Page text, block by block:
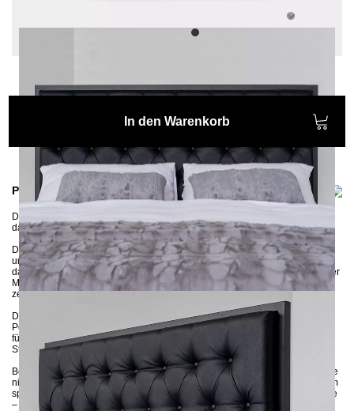
Dunkelgrau - Struktur, Farben:
Schwarz
In den Warenkorb
Produktinformationen
Das Metallbett EKON ist eine modifizierte Version des Bettes SIMPLEX,
daswir um einen Kopfteil erweitert haben. Für den optimalen Sitzkomfort.
Das Bett wird aus 3x3 cm Stahlprofilen in Handarbeit gefertigt und
umweltschonend pulverbeschichtet. Die breiten Seitenleisten sorgen dafür,
dass die Matratze ganz fest im Gestell sitzt und eine zusätzliche Stütze in der
Mitte des Bettes sorgt für noch mehr Stabilität. Das stabile Metallgestell wird
zerlegt an Sie geliefert und kann ganz einfach zusammengebaut werden.
Das gesteppte Bettkopfteil besteht aus stabiler MDF-Platte und einer
Polsterung aus hochelastischem Schaumstoff, der eine komfortable Stütze
für den Rücken bietet. Das Kopfteil ist entweder in einem weichen
Strukturstoff oder in elegantem Velours erhältlich.
Bei Fragen zur Farbwahl stehen wir Ihnen gerne zur Verfügung – zögern Sie
nicht, uns nach Farbmustern zu fragen! Wenn Sie auf der Suche nach einem
speziellen Stoff wie Bouclé oder ähnlichem sind, kontaktieren Sie uns gerne
– wir senden Ihnen die passenden Stoffproben zu